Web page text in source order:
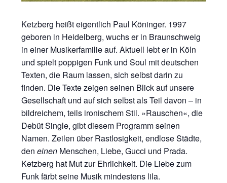
Ketzberg heißt eigentlich Paul Köninger. 1997
geboren in Heidelberg, wuchs er in Braunschweig
in einer Musikerfamilie auf. Aktuell lebt er in Köln
und spielt poppigen Funk und Soul mit deutschen
Texten, die Raum lassen, sich selbst darin zu
finden. Die Texte zeigen seinen Blick auf unsere
Gesellschaft und auf sich selbst als Teil davon – in
bildreichem, teils ironischem Stil. »Rauschen«, die
Debüt Single, gibt diesem Programm seinen
Namen. Zeilen über Rastlosigkeit, endlose Städte,
deneinen Menschen, Liebe, Gucci und Prada.
Ketzberg hat Mut zur Ehrlichkeit. Die Liebe zum
Funk färbt seine Musik mindestens lila.